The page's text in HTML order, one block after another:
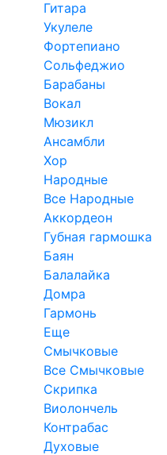
Гитара
Укулеле
Фортепиано
Сольфеджио
Барабаны
Вокал
Мюзикл
Ансамбли
Хор
Народные
Все Народные
Аккордеон
Губная гармошка
Баян
Балалайка
Домра
Гармонь
Еще
Смычковые
Все Смычковые
Скрипка
Виолончель
Контрабас
Духовые